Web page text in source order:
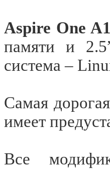
Aspire One
памяти и
система –
Самая
имеет
Все